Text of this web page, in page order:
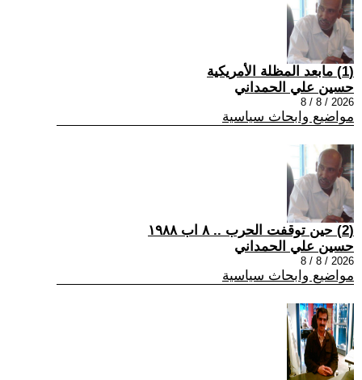
(1) مابعد المظلة الأمريكية
حسين علي الحمداني
2026 / 8 / 8
مواضيع وابحاث سياسية
(2) حين توقفت الحرب .. ٨ اب ١٩٨٨
حسين علي الحمداني
2026 / 8 / 8
مواضيع وابحاث سياسية